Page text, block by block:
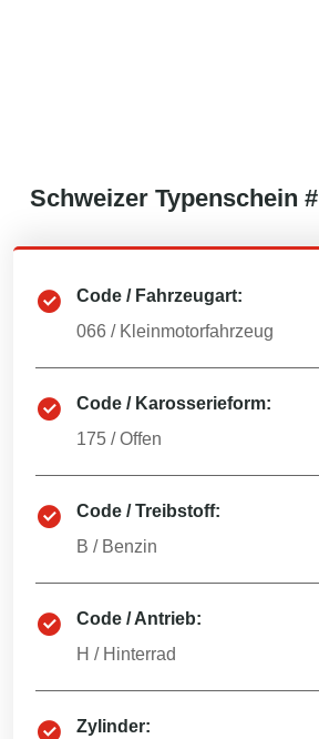
Schweizer Typenschein #
Code / Fahrzeugart:
066 / Kleinmotorfahrzeug
Code / Karosserieform:
175 /Offen
Code / Treibstoff:
B / Benzin
Code / Antrieb:
H / Hinterrad
Zylinder: